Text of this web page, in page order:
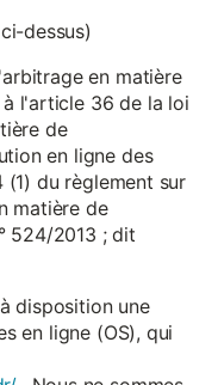
dessus)
en matière
l'article 36 de la loi
de
en ligne des
du règlement sur
matière de
524/2013 ; dit
disposition une
en ligne (OS), qui